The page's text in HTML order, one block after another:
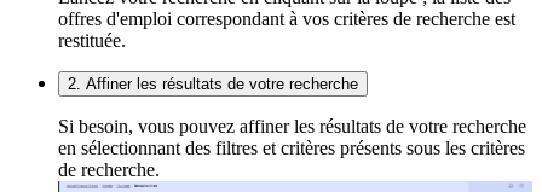
offres d'emploi correspondant à vos critères de recherche est
restituée.
2. Affiner les résultats de votre recherche
Si besoin, vous pouvez affiner les résultats de votre recherche
en sélectionnant des filtres et critères présents sous les critères
de recherche.